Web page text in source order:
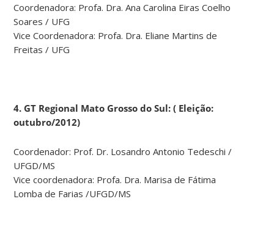
Coordenadora: Profa. Dra. Ana Carolina Eiras Coelho
Soares / UFG
Vice Coordenadora: Profa. Dra. Eliane Martins de
Freitas / UFG
4. GT Regional Mato Grosso do Sul: ( Eleição:
outubro/2012)
Coordenador: Prof. Dr. Losandro Antonio Tedeschi /
UFGD/MS
Vice coordenadora: Profa. Dra. Marisa de Fátima
Lomba de Farias /UFGD/MS